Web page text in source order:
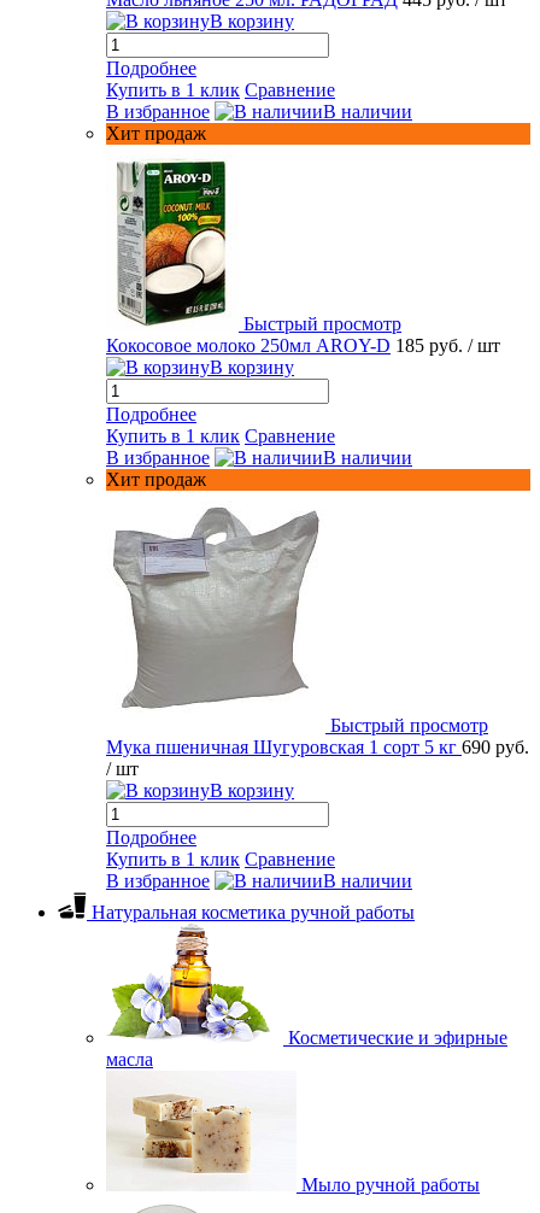
В корзину
Подробнее
Купить в 1 клик Сравнение
В избранное
В наличии
Хит продаж
Быстрый просмотр
Кокосовое молоко 250мл AROY-D 185 руб. / шт
В корзину
Подробнее
Купить в 1 клик Сравнение
В избранное
В наличии
Хит продаж
Быстрый просмотр
Мука пшеничная Шугуровская 1 сорт 5 кг 690 руб.
/ шт
В корзину
Подробнее
Купить в 1 клик Сравнение
В избранное
В наличии
Натуральная косметика ручной работы
Косметические и эфирные
масла
Мыло ручной работы